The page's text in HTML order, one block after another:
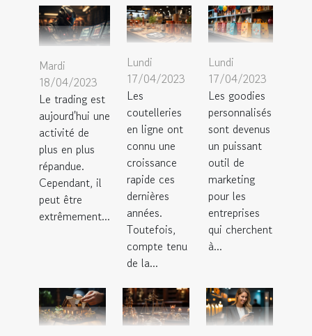
Mardi
18/04/2023
Le trading est
aujourd'hui une
activité de
plus en plus
répandue.
Cependant, il
peut être
extrêmement...
Lundi
17/04/2023
Les
coutelleries
en ligne ont
connu une
croissance
rapide ces
dernières
années.
Toutefois,
compte tenu
de la...
Lundi
17/04/2023
Les goodies
personnalisés
sont devenus
un puissant
outil de
marketing
pour les
entreprises
qui cherchent
à...